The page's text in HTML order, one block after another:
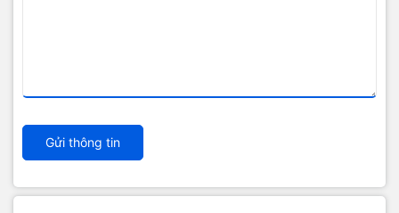
Gửi thông tin